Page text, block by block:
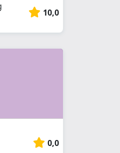
10,0
0,0